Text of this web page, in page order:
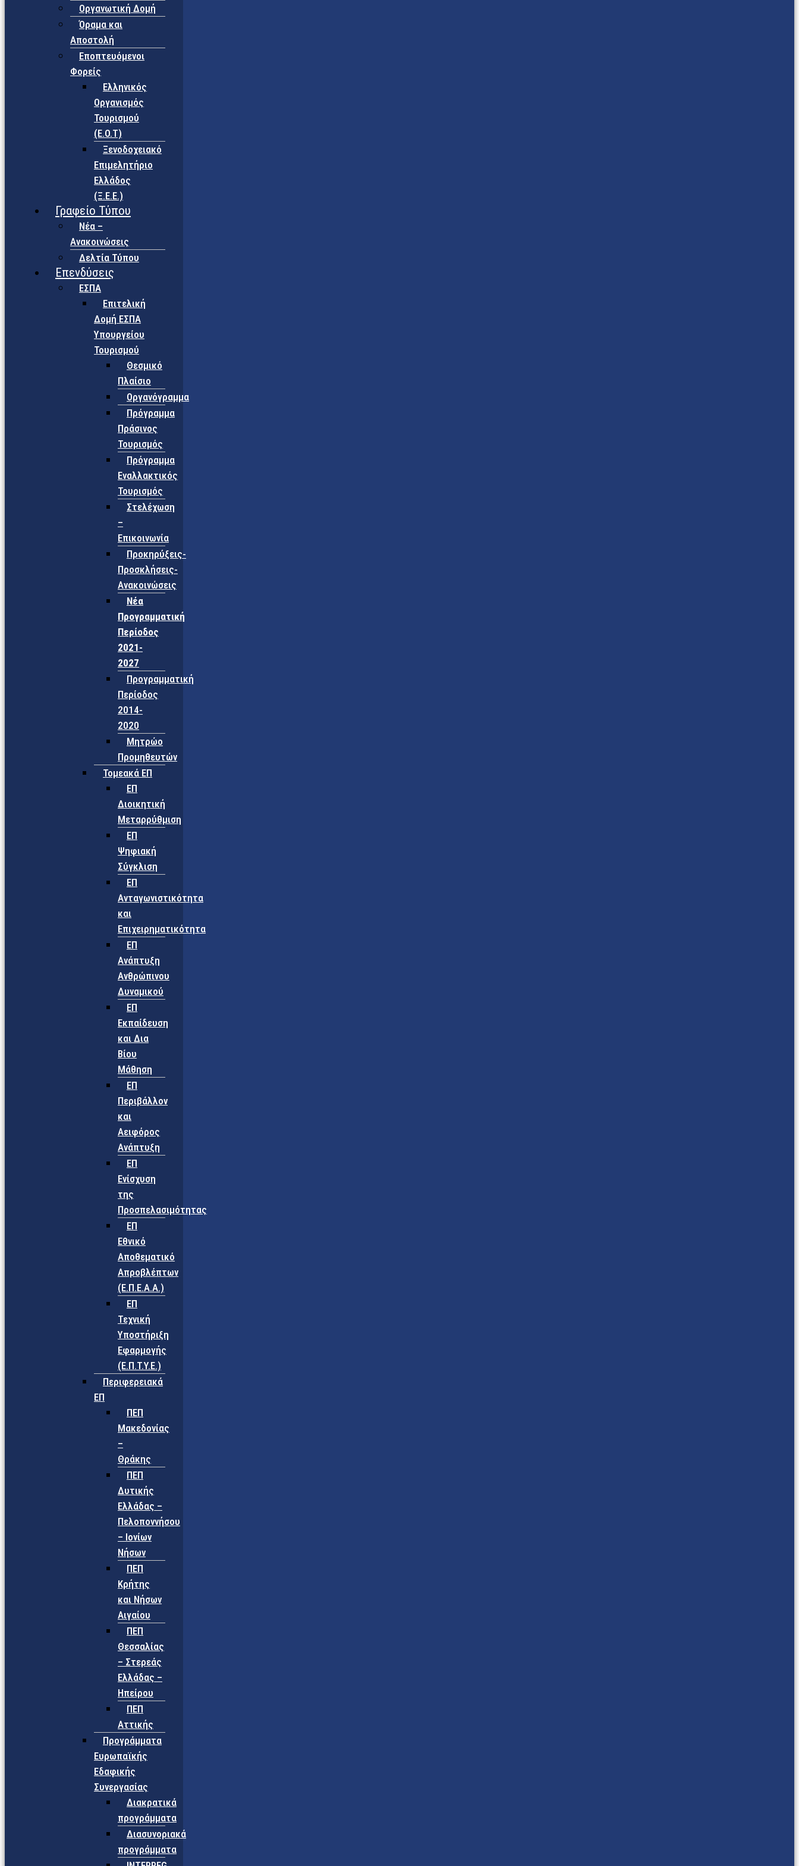
Οργανωτική Δομή
Όραμα και
Αποστολή
Εποπτευόμενοι
Φορείς
Eλληνικός
Οργανισμός
Τουρισμού
(Ε.Ο.Τ)
Ξενοδοχειακό
Επιμελητήριο
Ελλάδος
(Ξ.Ε.Ε.)
Γραφείο Τύπου
Νέα –
Ανακοινώσεις
Δελτία Τύπου
Επενδύσεις
ΕΣΠΑ
Επιτελική
Δομή ΕΣΠΑ
Υπουργείου
Τουρισμού
Θεσμικό
Πλαίσιο
Οργανόγραμμα
Πρόγραμμα
Πράσινος
Τουρισμός
Πρόγραμμα
Εναλλακτικός
Τουρισμός
Στελέχωση
–
Επικοινωνία
Προκηρύξεις-
Προσκλήσεις-
Ανακοινώσεις
Νέα
Προγραμματική
Περίοδος
2021-
2027
Προγραμματική
Περίοδος
2014-
2020
Μητρώο
Προμηθευτών
Τομεακά ΕΠ
ΕΠ
Διοικητική
Μεταρρύθμιση
ΕΠ
Ψηφιακή
Σύγκλιση
ΕΠ
Ανταγωνιστικότητα
και
Επιχειρηματικότητα
ΕΠ
Ανάπτυξη
Ανθρώπινου
Δυναμικού
ΕΠ
Εκπαίδευση
και Δια
Βίου
Μάθηση
ΕΠ
Περιβάλλον
και
Αειφόρος
Ανάπτυξη
ΕΠ
Ενίσχυση
της
Προσπελασιμότητας
ΕΠ
Εθνικό
Αποθεματικό
Απροβλέπτων
(Ε.Π.Ε.Α.Α.)
ΕΠ
Τεχνική
Υποστήριξη
Εφαρμογής
(Ε.Π.Τ.Υ.Ε.)
Περιφερειακά
ΕΠ
ΠΕΠ
Μακεδονίας
–
Θράκης
ΠΕΠ
Δυτικής
Ελλάδας –
Πελοποννήσου
– Ιονίων
Νήσων
ΠΕΠ
Κρήτης
και Νήσων
Αιγαίου
ΠΕΠ
Θεσσαλίας
– Στερεάς
Ελλάδας –
Ηπείρου
ΠΕΠ
Αττικής
Προγράμματα
Ευρωπαϊκής
Εδαφικής
Συνεργασίας
Διακρατικά
προγράμματα
Διασυνοριακά
προγράμματα